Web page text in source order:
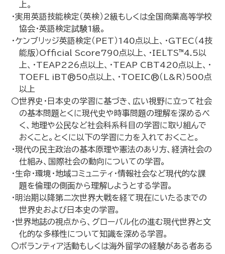
上。
・実用英語技能検定（英検）2級もしくは全国商業高等学校
協会・英語検定試験1級。
・ケンブリッジ英語検定（PET）140点以上、・GTEC（4技
能版）Official Score790点以上、・IELTS™4.5以
上、・TEAP226点以上、・TEAP CBT420点以上、・
TOEFL iBT®50点以上、・TOEIC®（L&R）500点
以上
〇世界史・日本史の学習に基づき、広い視野に立って社会
の基本問題とくに現代史や時事問題の理解を深めるべ
く、地理や公民など社会科系科目の学習に取り組んで
おくこと。とくに以下の学習に力を入れておくこと。
・現代の民主政治の基本原理や憲法のあり方、経済社会の
仕組み、国際社会の動向についての学習。
・生命・環境・地域コミュニティ・情報社会など現代的な課
題を倫理の側面から理解しようとする学習。
・明治期以降第二次世界大戦を経て現在にいたるまでの
世界史および日本史の学習。
・世界地誌の視点から、グローバル化の進む現代世界と文
化的な多様性について知識を深める学習。
〇ボランティア活動もしくは海外留学の経験がある者ある